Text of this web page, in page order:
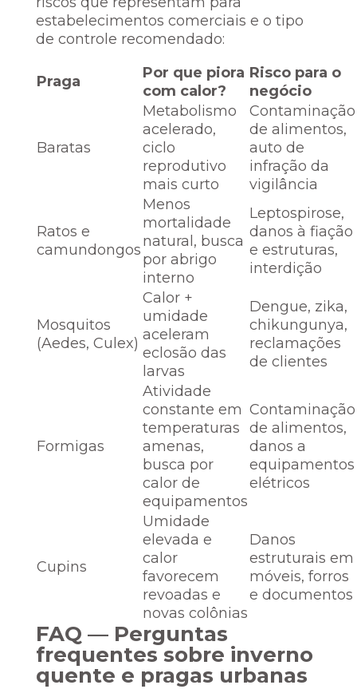
estabelecimentos comerciais e o tipo
de controle recomendado:
Praga
Por que piora
com calor?
Risco para o
negócio
Baratas
Metabolismo
acelerado,
ciclo
reprodutivo
mais curto
Contaminação
de alimentos,
auto de
infração da
vigilância
Ratos e
camundongos
Menos
mortalidade
natural, busca
por abrigo
interno
Leptospirose,
danos à fiação
e estruturas,
interdição
Mosquitos
(Aedes, Culex)
Calor +
umidade
aceleram
eclosão das
larvas
Dengue, zika,
chikungunya,
reclamações
de clientes
Formigas
Atividade
constante em
temperaturas
amenas,
busca por
calor de
equipamentos
Contaminação
de alimentos,
danos a
equipamentos
elétricos
Cupins
Umidade
elevada e
calor
favorecem
revoadas e
novas colônias
Danos
estruturais em
móveis, forros
e documentos
FAQ — Perguntas
frequentes sobre inverno
quente e pragas urbanas